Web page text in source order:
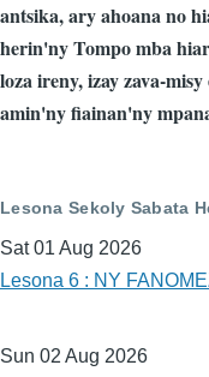
antsika, ary ahoana no
herin'ny Tompo mba
loza ireny, izay zava-
amin'ny fiainan'ny
Lesona Sekoly Sabata
Sat 01 Aug 2026
Lesona 6 : NY
Sun 02 Aug 2026